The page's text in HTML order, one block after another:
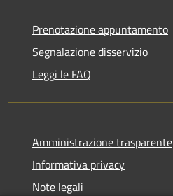
Prenotazione appuntamento
Segnalazione disservizio
Leggi le FAQ
Amministrazione trasparente
Informativa privacy
Note legali